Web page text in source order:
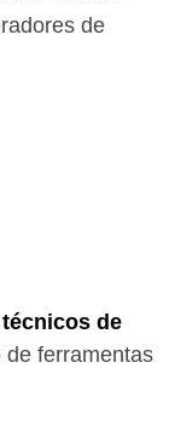
de
técnicos de
de ferramentas